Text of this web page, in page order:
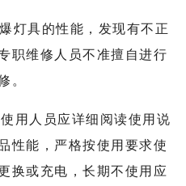
灯具的性能，发现有不正
职维修人员不准擅自进行
。
用人员应详细阅读使用说
性能，严格按使用要求使
换或充电，长期不使用应